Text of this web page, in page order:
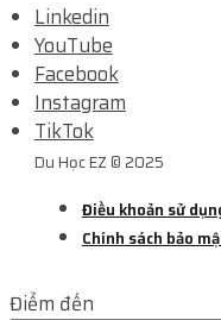
Linkedin
YouTube
Facebook
Instagram
TikTok
Du Học EZ © 2025
Điều khoản sử
Chính sách bảo
Điểm đến